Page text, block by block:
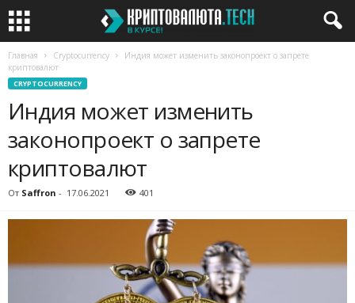
Главная Cryptocurrency
Индия может изменить законопроект о запрете
криптовалют
CRYPTOCURRENCY
Индия может изменить
законопроект о запрете
криптовалют
От Saffron - 17.06.2021 401